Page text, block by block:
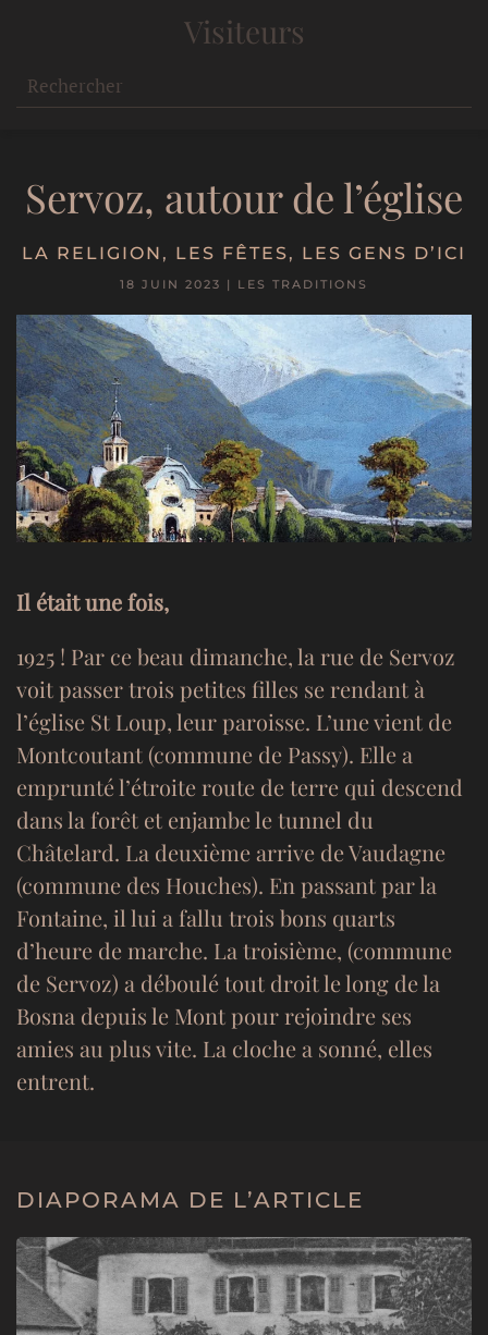
Visiteurs
Servoz, autour de l’église
LA RELIGION , LES FÊTES, LES GENS D’ICI
18 JUIN 2023 | LES TRADITIONS
Il était une fois,
1925 ! Par ce beau dimanche, la rue de Servoz
voit passer trois petites filles se rendant à
l’église St Loup, leur paroisse. L’une vient de
Montcoutant (commune de Passy). Elle a
emprunté l’étroite route de terre qui descend
dans la forêt et enjambe le tunnel du
Châtelard. La deuxième arrive de Vaudagne
(commune des Houches). En passant par la
Fontaine, il lui a fallu trois bons quarts
d’heure de marche. La troisième, (commune
de Servoz) a déboulé tout droit le long de la
Bosna depuis le Mont pour rejoindre ses
amies au plus vite. La cloche a sonné, elles
entrent.
DIAPORAMA DE L’ARTICLE